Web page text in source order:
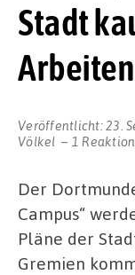
Stadt
Veröffentlicht:23.
Völkel
1 Reaktion
Der
Campus“
Pläne der
Gremien